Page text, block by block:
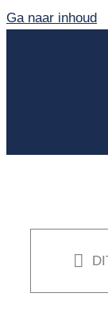
Ga naar inhoud